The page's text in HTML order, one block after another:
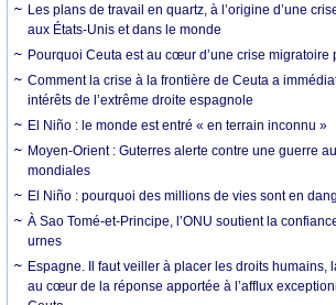
Les plans de travail en quartz, à l’origine d’une
aux États-Unis et dans le monde
Pourquoi Ceuta est au cœur d’une crise migratoire
Comment la crise à la frontière de Ceuta a
intérêts de l’extrême droite espagnole
El Niño : le monde est entré « en terrain inconnu »
Moyen-Orient : Guterres alerte contre une guerre
mondiales
El Niño : pourquoi des millions de vies sont en
À Sao Tomé-et-Principe, l’ONU soutient la
urnes
Espagne. Il faut veiller à placer les droits humains,
au cœur de la réponse apportée à l’afflux